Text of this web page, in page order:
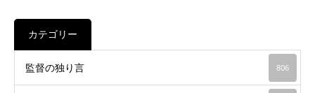
カテゴリー
監督の独り言 806